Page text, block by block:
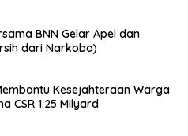
BNN Gelar Apel dan
dari Narkoba)
Kesejahteraan Warga
CSR 1.25 Milyard